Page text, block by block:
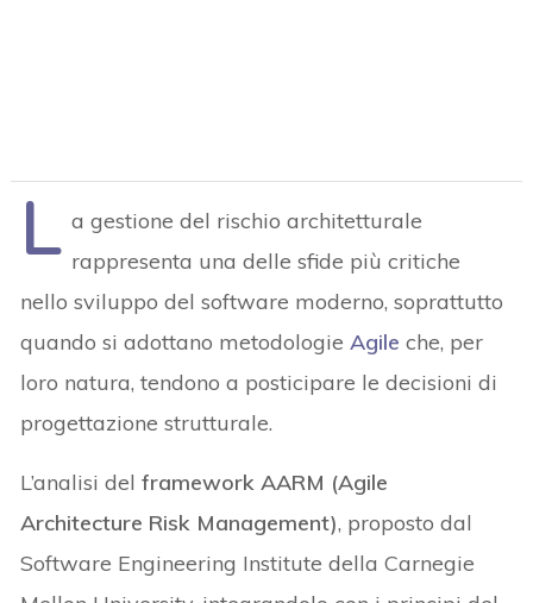
L a gestione del rischio architetturale
rappresenta una delle sfide più critiche
nello sviluppo del software moderno, soprattutto
quando si adottano metodologieAgile che, per
loro natura, tendono a posticipare le decisioni di
progettazione strutturale.
L’analisi delframework AARM (Agile
Architecture Risk Management), proposto dal
Software Engineering Institute della Carnegie